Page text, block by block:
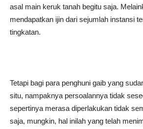
asal main keruk tanah begitu saja.
mendapatkan ijin dari sejumlah instansi
tingkatan.
Tetapi bagi para penghuni gaib yang
situ, nampaknya persoalannya tidak
sepertinya merasa diperlakukan tidak
saja, mungkin, hal inilah yang telah